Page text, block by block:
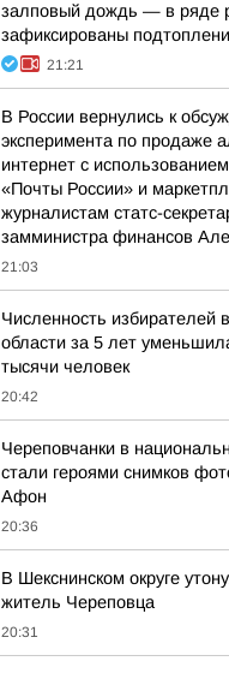
залповый дождь — в ряде
зафиксированы
21:21
В России вернулись к
эксперимента по продаже
интернет с
«Почты России» и
журналистам статс-
замминистра финансов
21:03
Численность избирателей
области за 5 лет
тысячи человек
20:42
Череповчанки в
стали героями снимков
Афон
20:36
В Шекснинском округе
житель Череповца
20:31